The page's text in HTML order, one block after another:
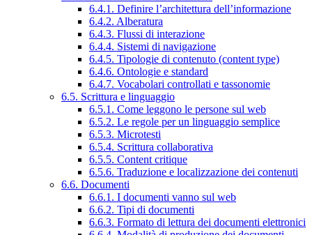
6.4.1. Definire l’architettura dell’informazione
6.4.2. Alberatura
6.4.3. Flussi di interazione
6.4.4. Sistemi di navigazione
6.4.5. Tipologie di contenuto (content type)
6.4.6. Ontologie e standard
6.4.7. Vocabolari controllati e tassonomie
6.5. Scrittura e linguaggio
6.5.1. Come leggono le persone sul web
6.5.2. Le regole per un linguaggio semplice
6.5.3. Microtesti
6.5.4. Scrittura collaborativa
6.5.5. Content critique
6.5.6. Traduzione e localizzazione dei contenuti
6.6. Documenti
6.6.1. I documenti vanno sul web
6.6.2. Tipi di documenti
6.6.3. Formato di lettura dei documenti elettronici